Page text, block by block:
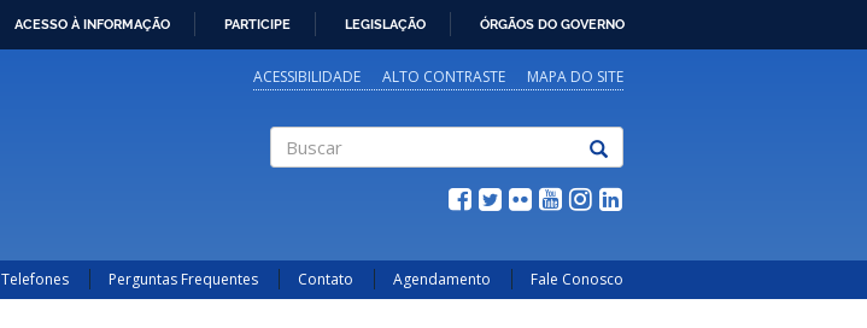
ACESSO À INFORMAÇÃO PARTICIPE LEGISLAÇÃO ÓRGÃOS DO GOVERNO
ACESSIBILIDADE ALTO CONTRASTE MAPA DO SITE
Telefones Perguntas Frequentes Contato Agendamento Fale Conosco